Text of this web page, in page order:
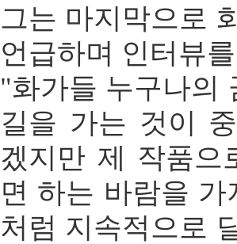
그는 마지막으로
언급하며 인터뷰
"화가들 누구나의
길을 가는 것이
겠지만 제 작품으
면 하는 바람을
처럼 지속적으로